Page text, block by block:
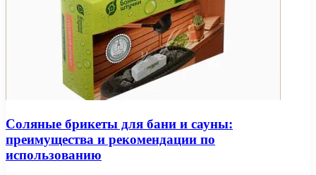
Соляные брикеты для бани и сауны:
преимущества и рекомендации по
использованию